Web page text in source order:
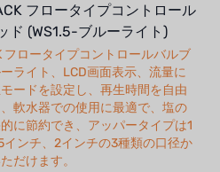
フロータイプコントロール
ド (WS1.5-ブルーライト)
フロータイプコントロールバルブ
ライト、LCD画面表示、流量に
ードを設定し、再生時間を自由
軟水器での使用に最適で、塩の
に節約でき、アッパータイプは1
インチ、2インチの3種類の口径か
だけます。